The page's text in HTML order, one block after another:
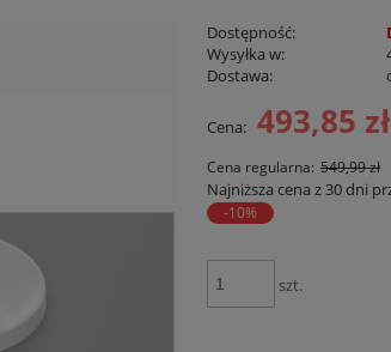
Dostępność:
Wysyłka w:
Dostawa:
Cena nie
Cena: 493,85 zł
Cena regularna: 549,99 zł
Najniższa cena z 30 dni
-10%
szt.